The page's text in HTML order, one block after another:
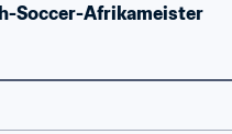
Soccer-Afrikameister